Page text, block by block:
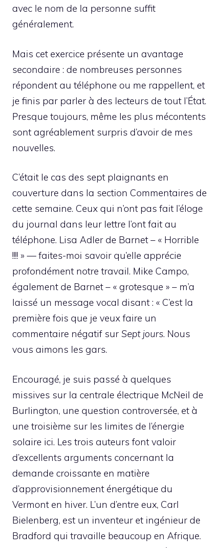
avec le nom de la personne suffit
généralement.
Mais cet exercice présente un avantage
secondaire : de nombreuses personnes
répondent au téléphone ou me rappellent, et
je finis par parler à des lecteurs de tout l’État.
Presque toujours, même les plus mécontents
sont agréablement surpris d’avoir de mes
nouvelles.
C’était le cas des sept plaignants en
couverture dans la section Commentaires de
cette semaine. Ceux qui n’ont pas fait l’éloge
du journal dans leur lettre l’ont fait au
téléphone. Lisa Adler de Barnet – « Horrible
!!!! » — faites-moi savoir qu’elle apprécie
profondément notre travail. Mike Campo,
également de Barnet – « grotesque » – m’a
laissé un message vocal disant : « C’est la
première fois que je veux faire un
commentaire négatif sur Sept jours. Nous
vous aimons les gars.
Encouragé, je suis passé à quelques
missives sur la centrale électrique McNeil de
Burlington, une question controversée, et à
une troisième sur les limites de l’énergie
solaire ici. Les trois auteurs font valoir
d’excellents arguments concernant la
demande croissante en matière
d’approvisionnement énergétique du
Vermont en hiver. L’un d’entre eux, Carl
Bielenberg, est un inventeur et ingénieur de
Bradford qui travaille beaucoup en Afrique.